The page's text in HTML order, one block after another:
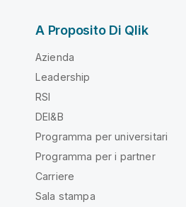
A Proposito Di Qlik
Azienda
Leadership
RSI
DEI&B
Programma per universitari
Programma per i partner
Carriere
Sala stampa